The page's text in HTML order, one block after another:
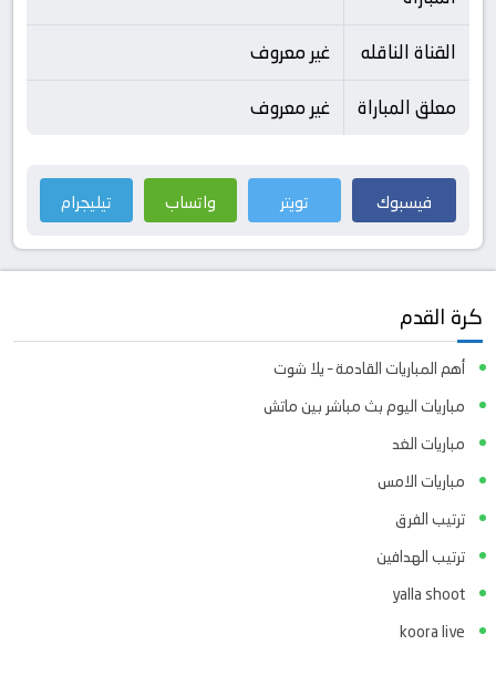
القناة الناقله
غير معروف
معلق المباراة
غير معروف
فيسبوك تويتر واتساب تيليجرام
كرة القدم
أهم المباريات القادمة – يلا شوت
مباريات اليوم بث مباشر بين ماتش
مباريات الغد
مباريات الامس
ترتيب الفرق
ترتيب الهدافين
yalla shoot
koora live